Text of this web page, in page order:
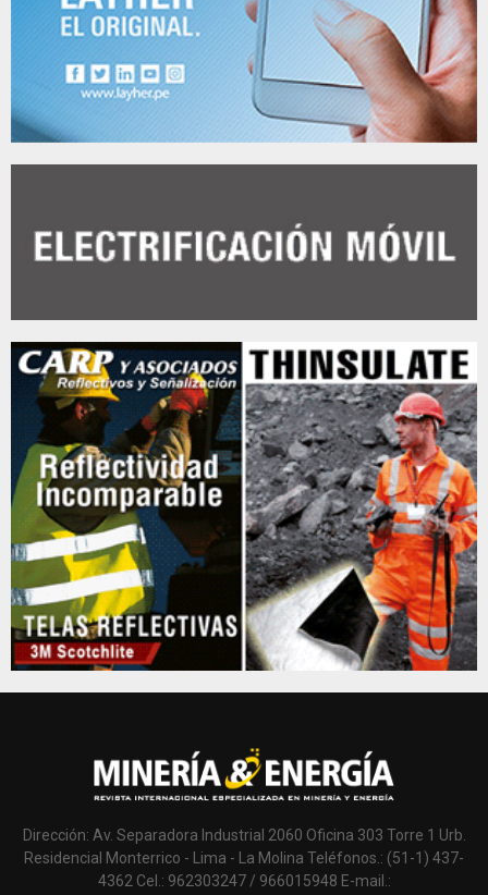
Dirección: Av. Separadora Industrial 2060 Oficina 303 Torre 1 Urb.
Residencial Monterrico - Lima - La Molina Teléfonos.: (51-1) 437-
4362 Cel.: 962303247 / 966015948 E-mail.: